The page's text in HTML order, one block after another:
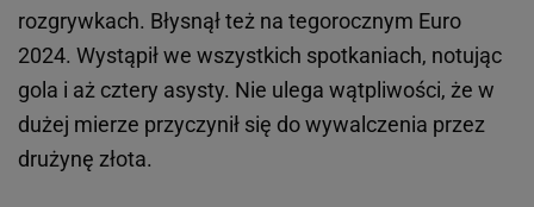
rozgrywkach. Błysnął też na tegorocznym Euro
2024. Wystąpił we wszystkich spotkaniach, notując
gola i aż cztery asysty. Nie ulega wątpliwości, że w
dużej mierze przyczynił się do wywalczenia przez
drużynę złota.